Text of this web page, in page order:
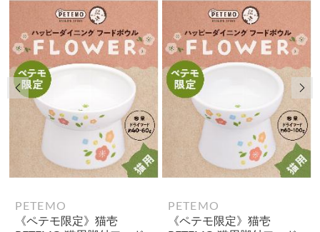
PETEMO
《ペテモ限定》猫壱
PETEMO
《ペテモ限定》猫壱
前の画像 次